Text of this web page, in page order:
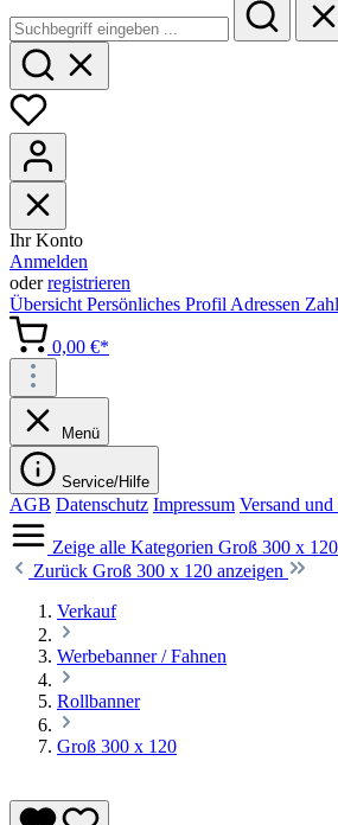
Ihr Konto
Anmelden
oderregistrieren
Übersicht Persönliches Profil Adressen
0,00 €*
Menü
Service/Hilfe
AGB Datenschutz Impressum Versand
Zeige alle Kategorien Groß 300 x 120
Zurück Groß 300 x 120 anzeigen
Verkauf
Werbebanner / Fahnen
Rollbanner
Groß 300 x 120